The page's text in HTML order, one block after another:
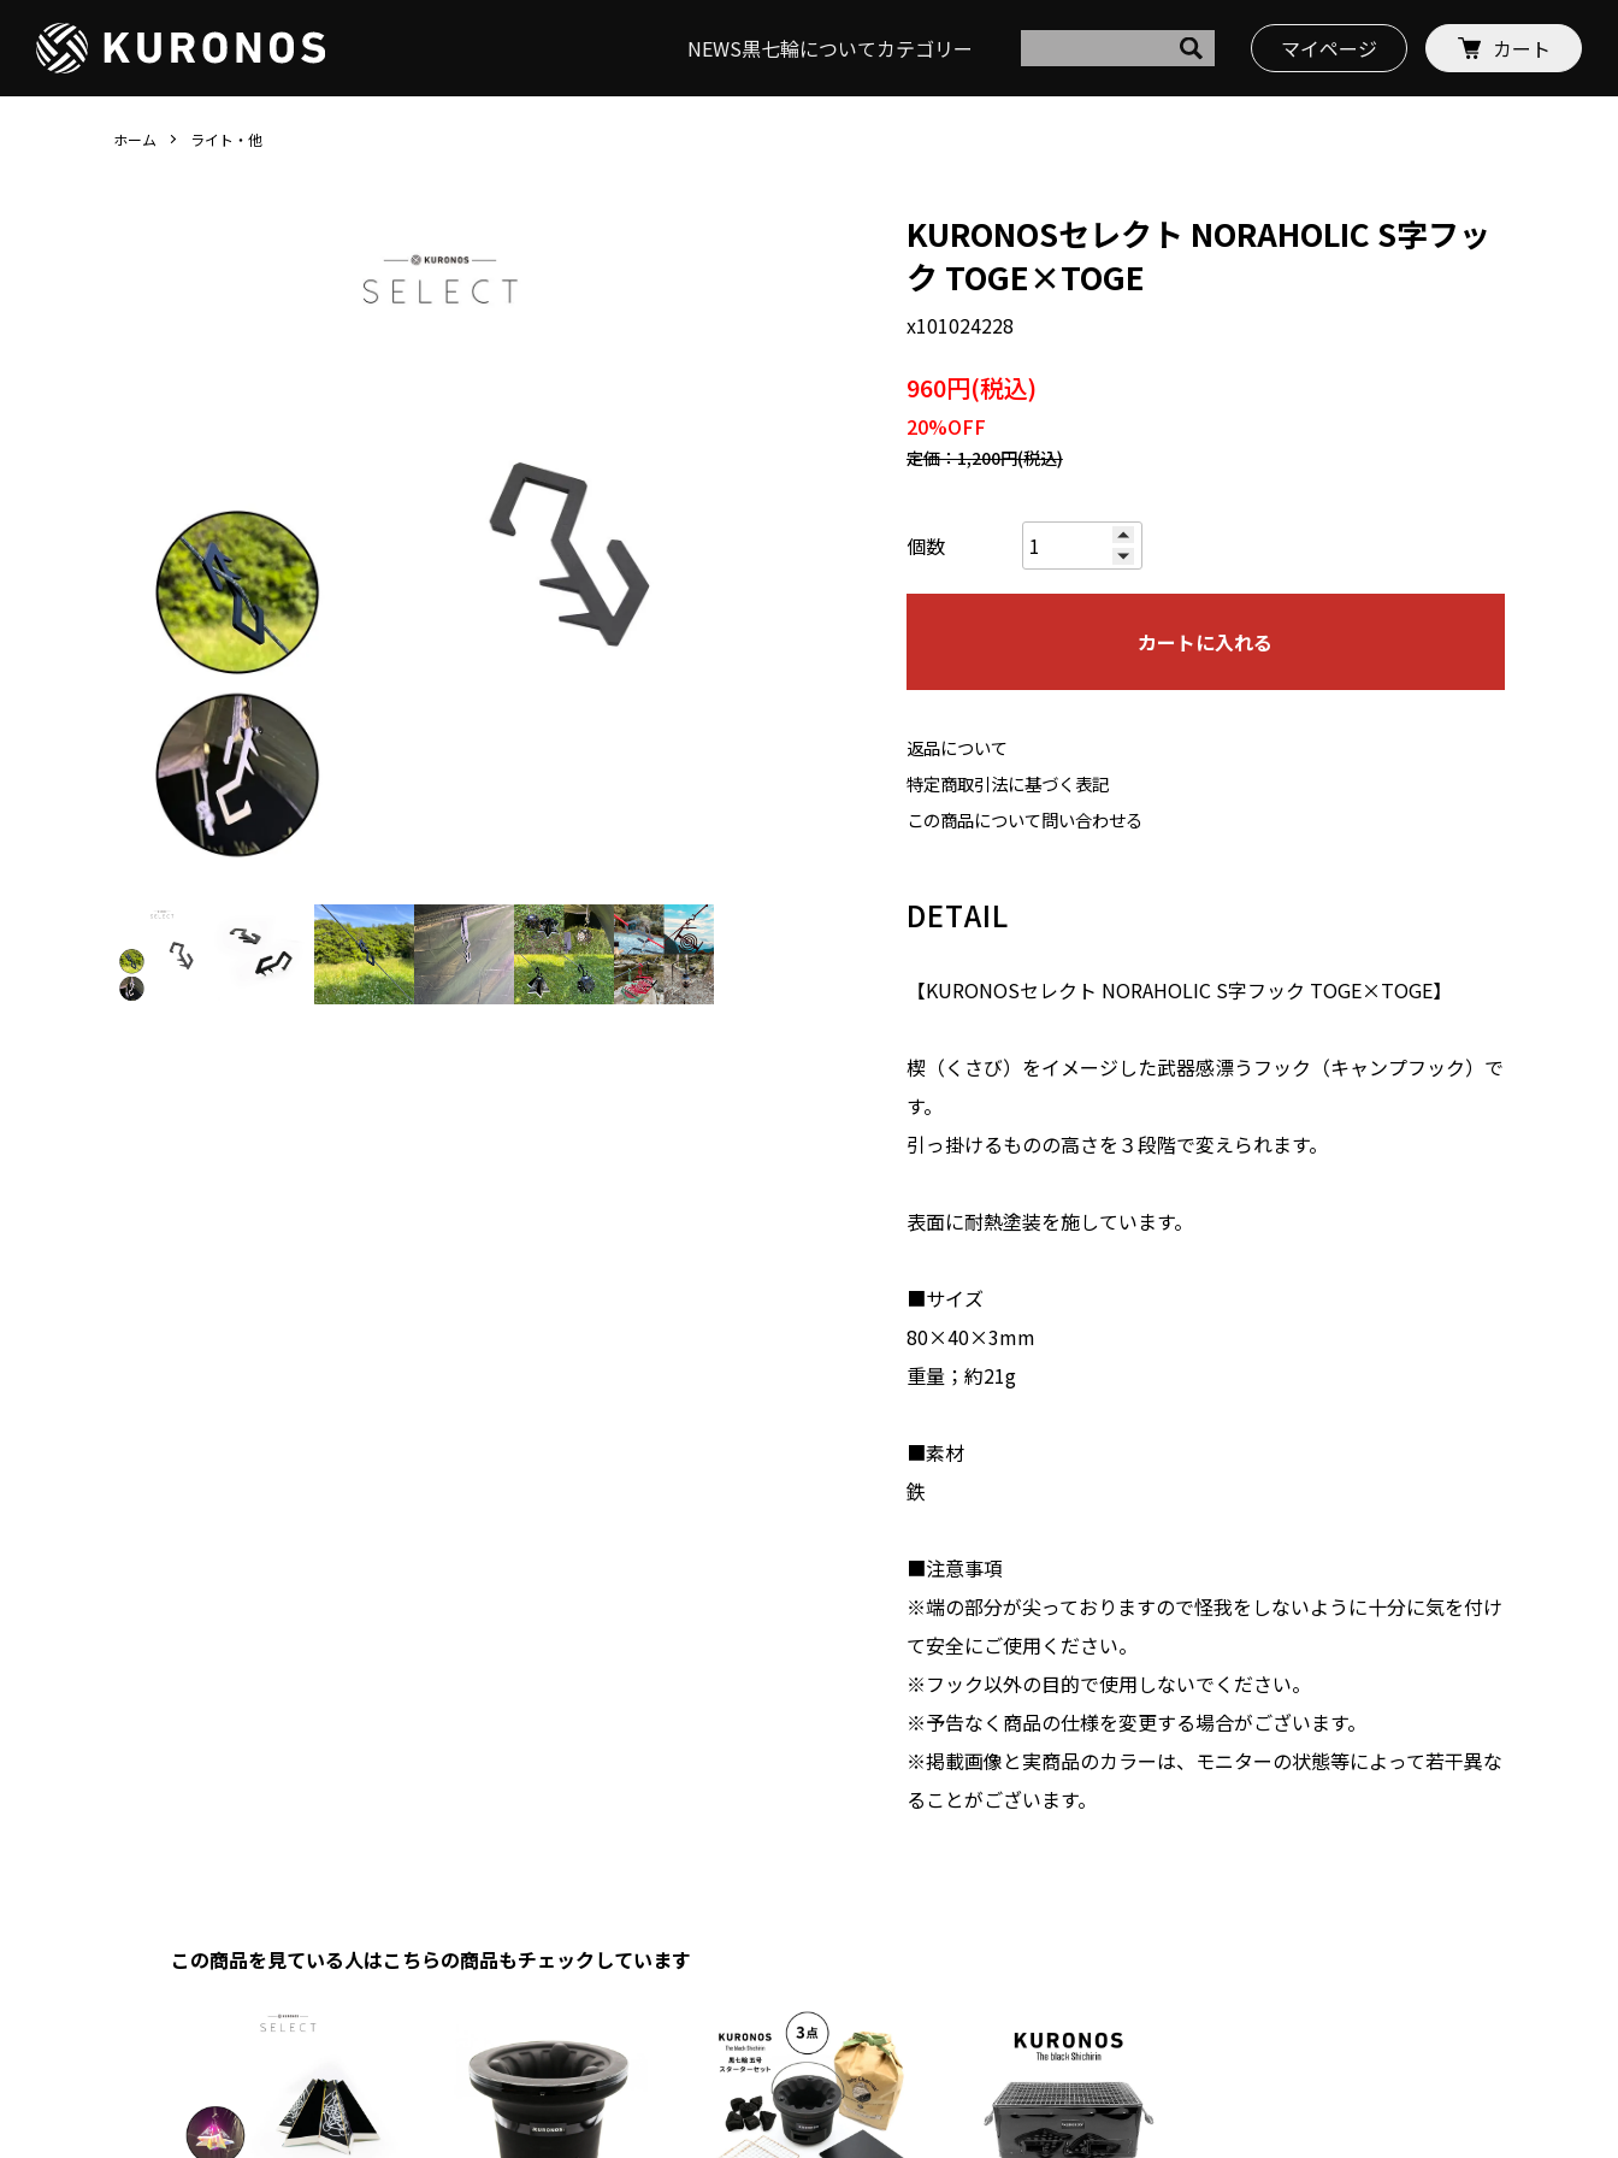
NEWS黒七輪についてカテゴリー マイページ カート
ホーム ライト・他
KURONOSセレクト NORAHOLIC S字フッ
ク TOGE×TOGE
x101024228
960円(税込)
20%OFF
定価：1,200円(税込)
個数
カートに入れる
返品について
特定商取引法に基づく表記
この商品について問い合わせる
DETAIL
【KURONOSセレクト NORAHOLIC S字フック TOGE×TOGE】
楔（くさび）をイメージした武器感漂うフック（キャンプフック）で
す。
引っ掛けるものの高さを３段階で変えられます。
表面に耐熱塗装を施しています。
■サイズ
80×40×3mm
重量；約21g
■素材
鉄
■注意事項
※端の部分が尖っておりますので怪我をしないように十分に気を付け
て安全にご使用ください。
※フック以外の目的で使用しないでください。
※予告なく商品の仕様を変更する場合がございます。
※掲載画像と実商品のカラーは、モニターの状態等によって若干異な
ることがございます。
この商品を見ている人はこちらの商品もチェックしています